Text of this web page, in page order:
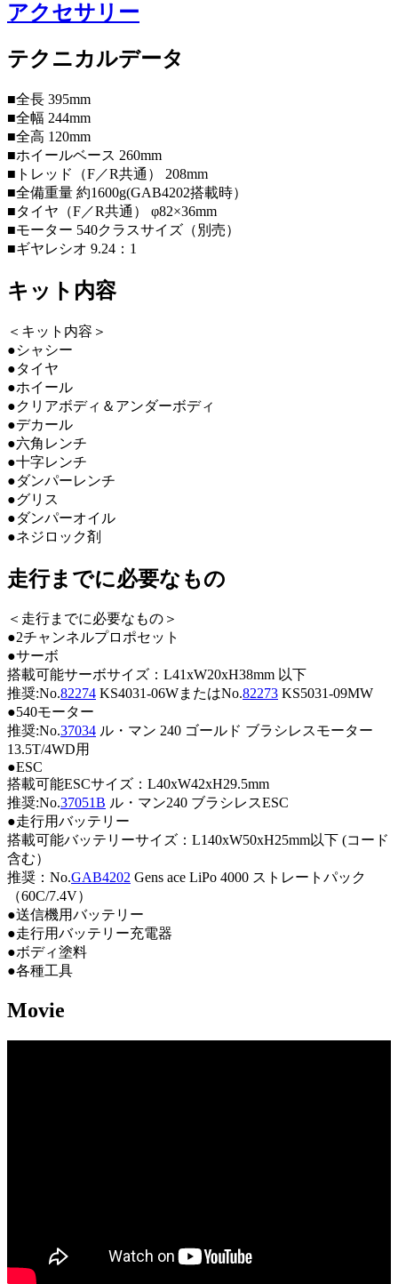
アクセサリー
テクニカルデータ
■全長 395mm
■全幅 244mm
■全高 120mm
■ホイールベース 260mm
■トレッド（F／R共通） 208mm
■全備重量 約1600g(GAB4202搭載時）
■タイヤ（F／R共通） φ82×36mm
■モーター 540クラスサイズ（別売）
■ギヤレシオ 9.24：1
キット内容
＜キット内容＞
●シャシー
●タイヤ
●ホイール
●クリアボディ＆アンダーボディ
●デカール
●六角レンチ
●十字レンチ
●ダンパーレンチ
●グリス
●ダンパーオイル
●ネジロック剤
走行までに必要なもの
＜走行までに必要なもの＞
●2チャンネルプロポセット
●サーボ
搭載可能サーボサイズ：L41xW20xH38mm 以下
推奨:No.82274 KS4031-06WまたはNo.82273 KS5031-09MW
●540モーター
推奨:No.37034 ル・マン 240 ゴールド ブラシレスモーター
13.5T/4WD用
●ESC
搭載可能ESCサイズ：L40xW42xH29.5mm
推奨:No.37051B ル・マン240 ブラシレスESC
●走行用バッテリー
搭載可能バッテリーサイズ：L140xW50xH25mm以下 (コード
含む）
推奨：No.GAB4202 Gens ace LiPo 4000 ストレートパック
（60C/7.4V）
●送信機用バッテリー
●走行用バッテリー充電器
●ボディ塗料
●各種工具
Movie